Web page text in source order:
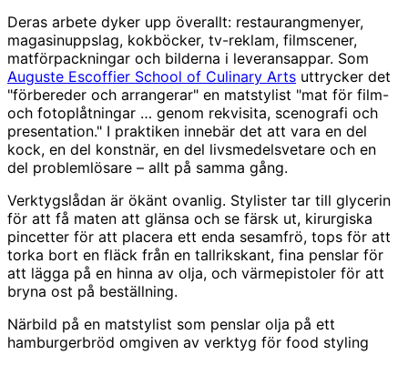
Deras arbete dyker upp överallt: restaurangmenyer,
magasinuppslag, kokböcker, tv-reklam, filmscener,
matförpackningar och bilderna i leveransappar. Som
Auguste Escoffier School of Culinary Arts uttrycker det
"förbereder och arrangerar" en matstylist "mat för film-
och fotoplåtningar … genom rekvisita, scenografi och
presentation." I praktiken innebär det att vara en del
kock, en del konstnär, en del livsmedelsvetare och en
del problemlösare – allt på samma gång.
Verktygslådan är ökänt ovanlig. Stylister tar till glycerin
för att få maten att glänsa och se färsk ut, kirurgiska
pincetter för att placera ett enda sesamfrö, tops för att
torka bort en fläck från en tallrikskant, fina penslar för
att lägga på en hinna av olja, och värmepistoler för att
bryna ost på beställning.
Närbild på en matstylist som penslar olja på ett
hamburgerbröd omgiven av verktyg för food styling